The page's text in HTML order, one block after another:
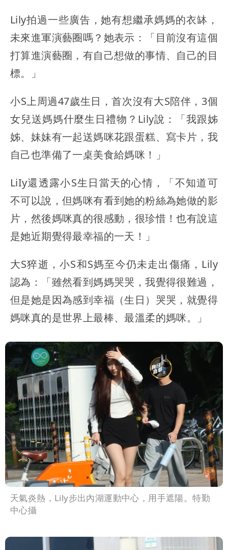
Lily拍過一些廣告，她有想繼承媽媽的衣缽，
未來進軍演藝圈嗎？她表示：「目前沒有這個
打算進演藝圈，有自己想做的事情、自己的目
標。」
小S上周過47歲生日，首次沒有大S陪伴，3個
女兒送媽媽什麼生日禮物？Lily說：「我跟姊
姊、妹妹有一起送媽咪花跟蛋糕、寫卡片，我
自己也準備了一桌美食給媽咪！」
LiIy還透露小S生日當天的心情，「不知道可
不可以說，但媽咪有看到她的粉絲為她做的影
片，然後媽咪真的很感動，很珍惜！也有說這
是她近期覺得最幸福的一天！」
大S猝逝，小S和S媽至今仍未走出傷痛，Lily
認為：「雖然看到媽媽哭哭，我覺得很難過，
但是她是因為感到幸福（生日）哭哭，就覺得
媽咪真的是世界上最棒、最溫柔的媽咪。」
天氣炎熱，Lily步出內湖運動中心，用手遮陽。特勤
中心攝